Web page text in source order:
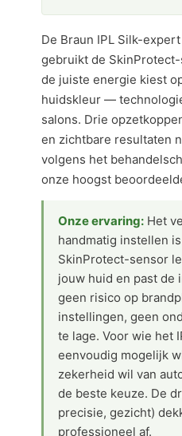
De Braun IPL Silk-
gebruikt de
de juiste energie kiest
huidskleur —
salons. Drie
en zichtbare resultaten
volgens het
onze hoogst
Onze ervaring: Het
handmatig instellen
SkinProtect-sensor
jouw huid en past
geen risico op
instellingen, geen
te lage. Voor wie het
eenvoudig mogelijk
zekerheid wil van
de beste keuze. De
precisie, gezicht)
professioneel af.